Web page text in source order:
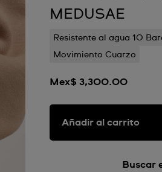
MEDUSAE
Resistente al agua 10
Movimiento Cuarzo
Mex$ 3,300.00
Añadir al carrito
Buscar